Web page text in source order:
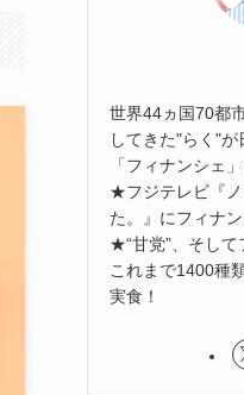
世界44ヵ国70都
してきた"らく"
「フィナンシェ
★フジテレビ『
た。』にフィナ
★“甘党”、そし
これまで1400種
実食！